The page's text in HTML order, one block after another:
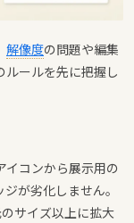
解像度の問題や編集
ルールを先に把握し
イコンから展示用の
が劣化しません。
サイズ以上に拡大